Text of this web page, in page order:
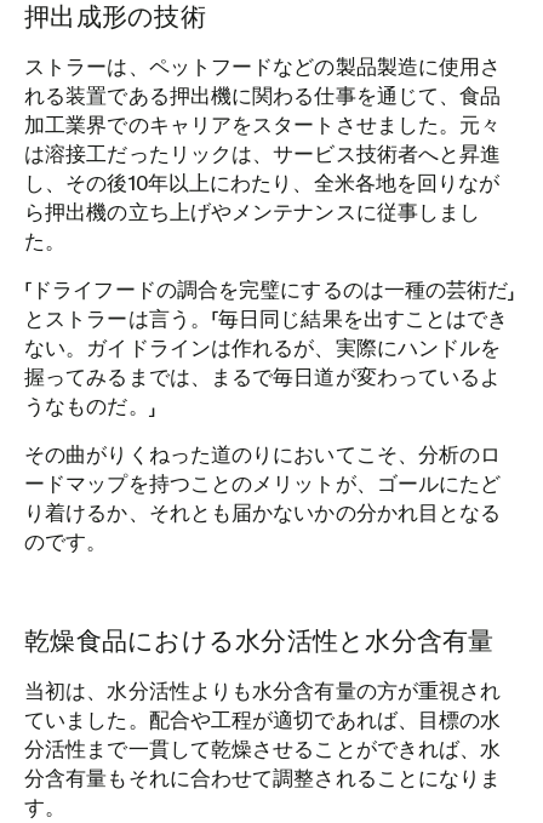
押出成形の技術
ストラーは、ペットフードなどの製品製造に使用さ
れる装置である押出機に関わる仕事を通じて、食品
加工業界でのキャリアをスタートさせました。元々
は溶接工だったリックは、サービス技術者へと昇進
し、その後10年以上にわたり、全米各地を回りなが
ら押出機の立ち上げやメンテナンスに従事しまし
た。
「ドライフードの調合を完璧にするのは一種の芸術だ」
とストラーは言う。「毎日同じ結果を出すことはでき
ない。ガイドラインは作れるが、実際にハンドルを
握ってみるまでは、まるで毎日道が変わっているよ
うなものだ。」
その曲がりくねった道のりにおいてこそ、分析のロ
ードマップを持つことのメリットが、ゴールにたど
り着けるか、それとも届かないかの分かれ目となる
のです。
乾燥食品における水分活性と水分含有量
当初は、水分活性よりも水分含有量の方が重視され
ていました。配合や工程が適切であれば、目標の水
分活性まで一貫して乾燥させることができれば、水
分含有量もそれに合わせて調整されることになりま
す。